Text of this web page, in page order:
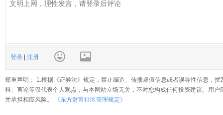
登录 注册
郑重声明： 1.根据《证券法》规定，禁止编造、传播虚假信息或者误导性信息，
料、言论等仅代表个人观点，与本网站立场无关，不对您构成任何投资建议。用
并承担相应风险。
《东方财富社区管理规定》